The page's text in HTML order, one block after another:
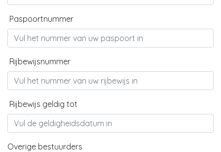
Paspoortnummer
Rijbewijsnummer
Rijbewijs geldig tot
Overige bestuurders